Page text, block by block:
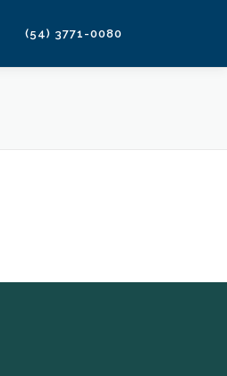
(54) 3771-0080